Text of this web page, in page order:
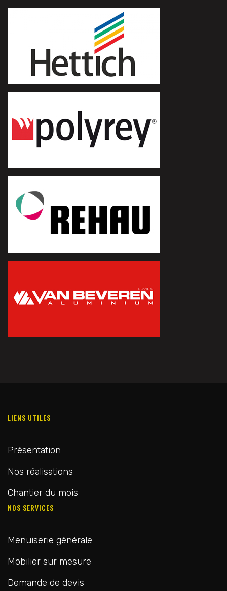
LIENS UTILES
Présentation
Nos réalisations
Chantier du mois
NOS SERVICES
Menuiserie générale
Mobilier sur mesure
Demande de devis